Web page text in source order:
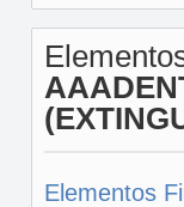
Elementos